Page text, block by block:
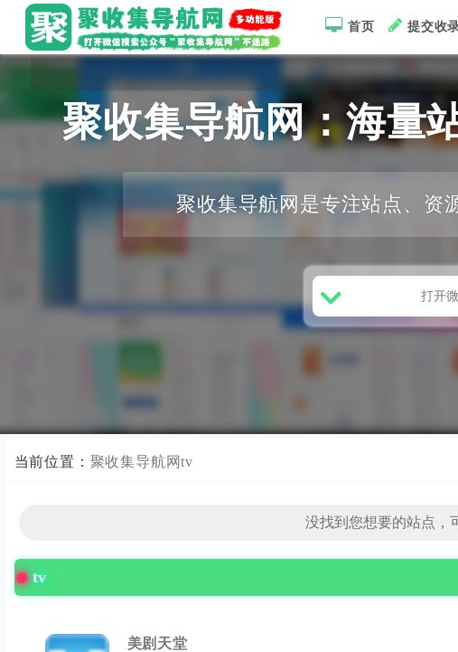
首页 提交收
聚收集导航网：海量
聚收集导航网是专注站点、资
当前位置： 聚收集导航网tv
tv
美剧天堂